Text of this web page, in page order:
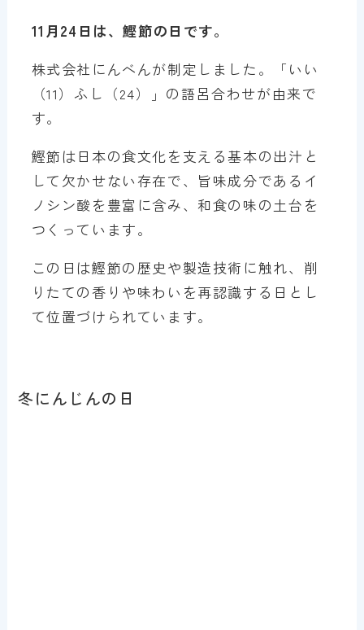
11月24日は、鰹節の日です。
株式会社にんべんが制定しました。「いい
（11）ふし（24）」の語呂合わせが由来で
す。
鰹節は日本の食文化を支える基本の出汁と
して欠かせない存在で、旨味成分であるイ
ノシン酸を豊富に含み、和食の味の土台を
つくっています。
この日は鰹節の歴史や製造技術に触れ、削
りたての香りや味わいを再認識する日とし
て位置づけられています。
冬にんじんの日